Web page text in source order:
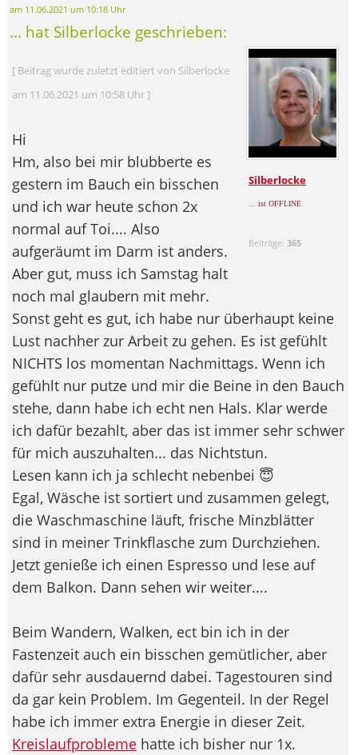
am 11.06.2021 um 10:18 Uhr
... hat Silberlocke geschrieben:
Silberlocke
... ist OFFLINE
Beiträge:365
[ Beitrag wurde zuletzt editiert von Silberlocke
am 11.06.2021 um 10:58 Uhr ]
Hi
Hm, also bei mir blubberte es
gestern im Bauch ein bisschen
und ich war heute schon 2x
normal auf Toi.... Also
aufgeräumt im Darm ist anders.
Aber gut, muss ich Samstag halt
noch mal glaubern mit mehr.
Sonst geht es gut, ich habe nur überhaupt keine
Lust nachher zur Arbeit zu gehen. Es ist gefühlt
NICHTS los momentan Nachmittags. Wenn ich
gefühlt nur putze und mir die Beine in den Bauch
stehe, dann habe ich echt nen Hals. Klar werde
ich dafür bezahlt, aber das ist immer sehr schwer
für mich auszuhalten... das Nichtstun.
Lesen kann ich ja schlecht nebenbei 😇
Egal, Wäsche ist sortiert und zusammen gelegt,
die Waschmaschine läuft, frische Minzblätter
sind in meiner Trinkflasche zum Durchziehen.
Jetzt genieße ich einen Espresso und lese auf
dem Balkon. Dann sehen wir weiter....
Beim Wandern, Walken, ect bin ich in der
Fastenzeit auch ein bisschen gemütlicher, aber
dafür sehr ausdauernd dabei. Tagestouren sind
da gar kein Problem. Im Gegenteil. In der Regel
habe ich immer extra Energie in dieser Zeit.
Kreislaufprobleme hatte ich bisher nur 1x.